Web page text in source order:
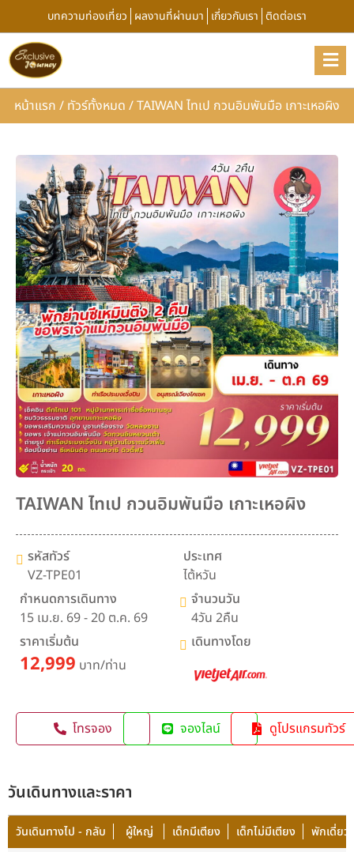
บทความท่องเที่ยว ผลงานที่ผ่านมา เกี่ยวกับเรา ติดต่อเรา
หน้าแรก / ทัวร์ทั้งหมด /TAIWAN ไทเป กวนอิมพันมือ เกาะเหอผิง
TAIWAN ไทเป กวนอิมพันมือ เกาะเหอผิง
รหัสทัวร์
VZ-TPE01
ประเทศ
ไต้หวัน
กำหนดการเดินทาง
15 เม.ย. 69 - 20 ต.ค. 69
จำนวนวัน
4วัน 2คืน
ราคาเริ่มต้น
12,999 บาท/ท่าน
เดินทางโดย
โทรจอง จองไลน์ ดูโปรแกรมทัวร์
วันเดินทางและราคา
วันเดินทางไป - กลับ ผู้ใหญ่ เด็กมีเตียง เด็กไม่มีเตียง
พักเดี่ยว